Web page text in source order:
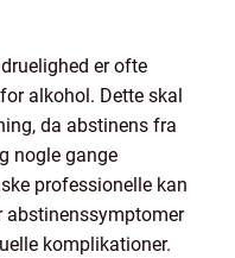
er ofte
alkohol. Dette skal
da abstinens fra
nogle gange
professionelle kan
abstinenssymptomer
komplikationer.